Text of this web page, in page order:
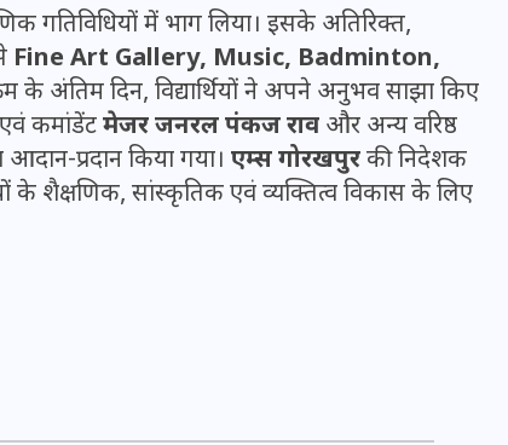
गतिविधियों में भाग लिया। इसके अतिरिक्त,
Fine Art Gallery, Music, Badminton,
के अंतिम दिन, विद्यार्थियों ने अपने अनुभव साझा किए
कमांडेंटमेजर जनरल पंकज रावऔर अन्य वरिष्ठ
आदान-प्रदान किया गया। एम्स गोरखपुरकी निदेशक
के शैक्षणिक, सांस्कृतिक एवं व्यक्तित्व विकास के लिए
20 जनवरी 2026